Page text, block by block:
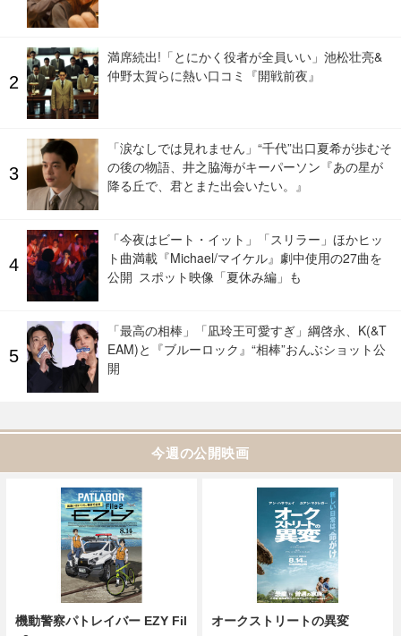
満席続出!「とにかく役者が全員いい」池松壮亮&
仲野太賀らに熱い口コミ『開戦前夜』
「涙なしでは見れません」“千代”出口夏希が歩むそ
の後の物語、井之脇海がキーパーソン『あの星が
降る丘で、君とまた出会いたい。』
「今夜はビート・イット」「スリラー」ほかヒッ
ト曲満載『Michael/マイケル』劇中使用の27曲を
公開 スポット映像「夏休み編」も
「最高の相棒」「凪玲王可愛すぎ」綱啓永、K(&T
EAM)と『ブルーロック』“相棒”おんぶショット公
開
今週の公開映画
機動警察パトレイバー EZY Fil
オークストリートの異変